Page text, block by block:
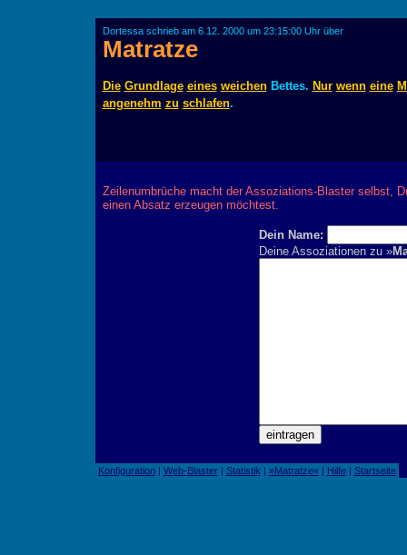
Dortessa schrieb am 6.12. 2000 um 23:15:00 Uhr über
Matratze
Die Grundlage eines weichenBettes. Nur wenn eine
angenehm zu schlafen.
Zeilenumbrüche macht der Assoziations-Blaster selbst,
einen Absatz erzeugen möchtest.
Dein Name:
Deine Assoziationen zu »
Konfiguration| Web-Blaster| Statistik | »Matratze«| Hilfe| Startseite